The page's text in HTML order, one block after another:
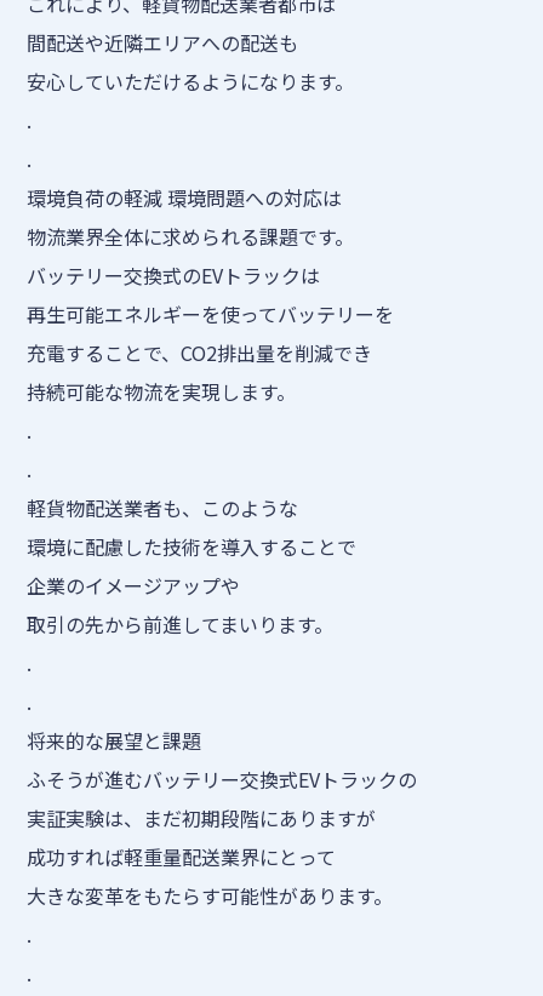
間配送や近隣エリアへの配送も
安心していただけるようになります。
.
.
環境負荷の軽減 環境問題への対応は
物流業界全体に求められる課題です。
バッテリー交換式のEVトラックは
再生可能エネルギーを使ってバッテリーを
充電することで、CO2排出量を削減でき
持続可能な物流を実現します。
.
.
軽貨物配送業者も、このような
環境に配慮した技術を導入することで
企業のイメージアップや
取引の先から前進してまいります。
.
.
将来的な展望と課題
ふそうが進むバッテリー交換式EVトラックの
実証実験は、まだ初期段階にありますが
成功すれば軽重量配送業界にとって
大きな変革をもたらす可能性があります。
.
.